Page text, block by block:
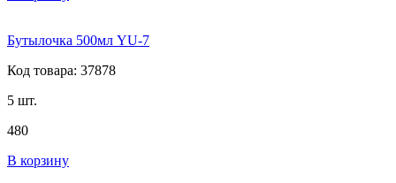
Бутылочка 500мл YU-7
Код товара: 37878
5 шт.
480
В корзину